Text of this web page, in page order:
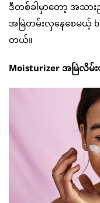
ဒီတစ်ခါမှာတော့ အ
အမြဲတမ်းလှနေစေမယ့်
တယ်။
Moisturizer အမြဲလိမ်း